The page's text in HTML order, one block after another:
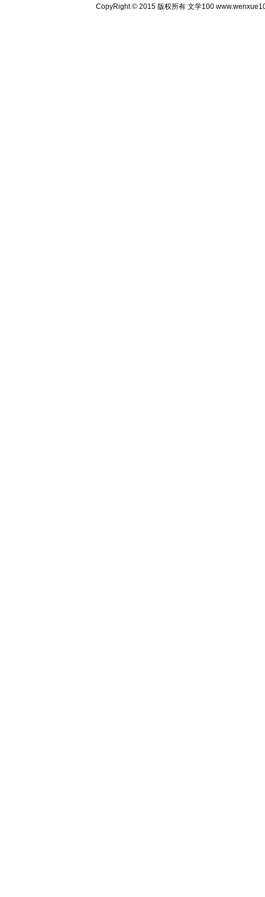
CopyRight © 2015 版权所有 文学100